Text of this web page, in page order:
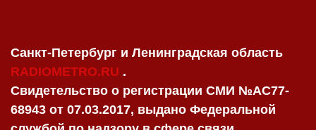
Санкт-Петербург и Ленинградская область
RADIOMETRO.RU .
Свидетельство о регистрации СМИ №AC77-
68943 от 07.03.2017, выдано Федеральной